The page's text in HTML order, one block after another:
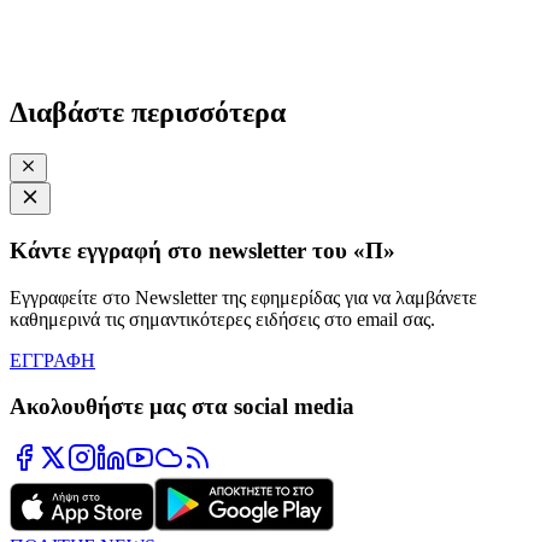
Διαβάστε περισσότερα
Κάντε εγγραφή στο newsletter του «Π»
Εγγραφείτε στο Newsletter της εφημερίδας για να λαμβάνετε
καθημερινά τις σημαντικότερες ειδήσεις στο email σας.
ΕΓΓΡΑΦΗ
Ακολουθήστε μας στα social media